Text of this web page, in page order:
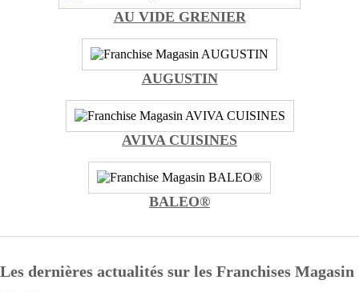
AU VIDE GRENIER
AUGUSTIN
AVIVA CUISINES
BALEO®
Les dernières actualités sur les Franchises Magasin